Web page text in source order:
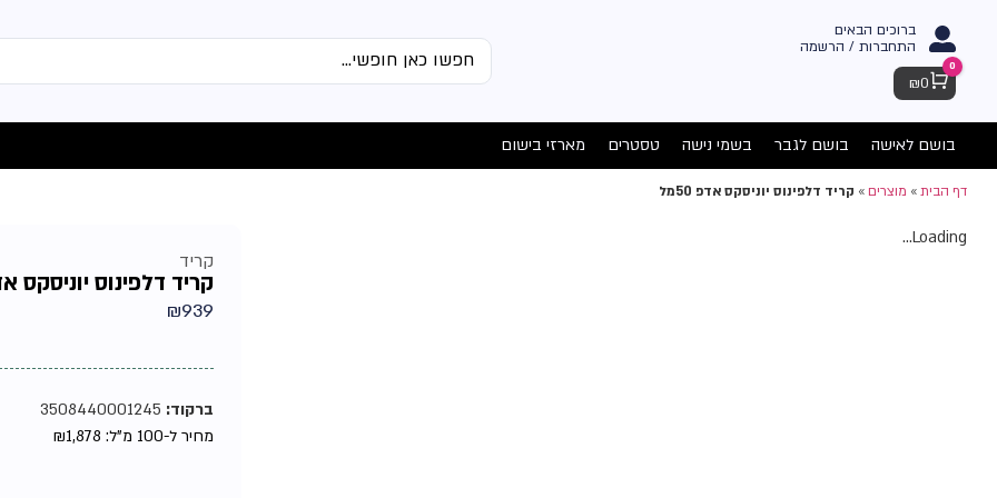
ברוכים הבאים
התחברות / הרשמה
Cart
0
₪0
בושם לאישה בושם לגבר בשמי נישה טסטרים מארזי בישום
דף הבית» מוצרים» קריד דלפינוס יוניסקס אדפ 50מל
Loading...
קריד
קריד דלפינוס יוניסקס אדפ
₪939
ברקוד:
מחיר ל-100 מ"ל:
₪1,878